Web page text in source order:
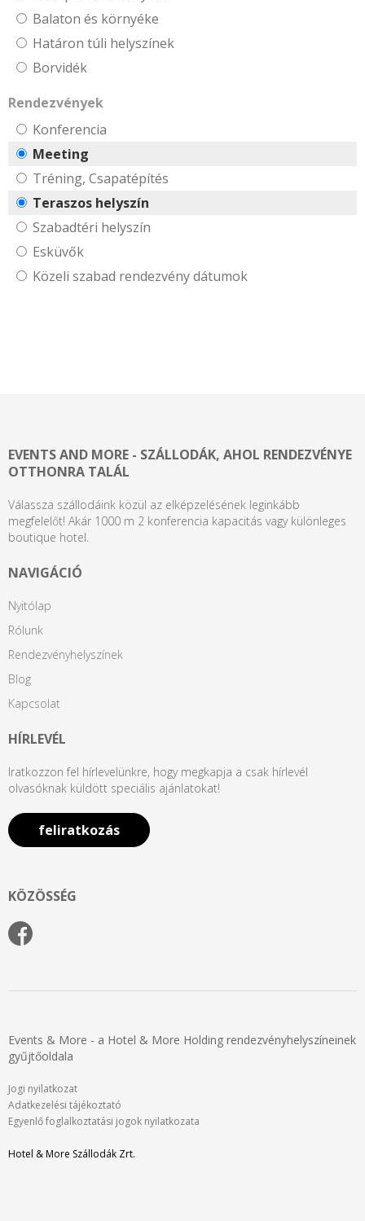
Balaton és környéke
Határon túli helyszínek
Borvidék
Rendezvények
Konferencia
Meeting
Tréning, Csapatépítés
Teraszos helyszín
Szabadtéri helyszín
Esküvők
Közeli szabad rendezvény dátumok
EVENTS AND MORE - SZÁLLODÁK, AHOL RENDEZVÉNYE
OTTHONRA TALÁL
Válassza szállodáink közül az elképzelésének leginkább
megfelelőt! Akár 1000 m 2 konferencia kapacitás vagy különleges
boutique hotel.
NAVIGÁCIÓ
Nyitólap
Rólunk
Rendezvényhelyszínek
Blog
Kapcsolat
HÍRLEVÉL
Iratkozzon fel hírlevelünkre, hogy megkapja a csak hírlevél
olvasóknak küldött speciális ajánlatokat!
feliratkozás
KÖZÖSSÉG
Events & More - a Hotel & More Holding rendezvényhelyszíneinek
gyűjtőoldala
Jogi nyilatkozat
Adatkezelési tájékoztató
Egyenlő foglalkoztatási jogok nyilatkozata
Hotel & More Szállodák Zrt.